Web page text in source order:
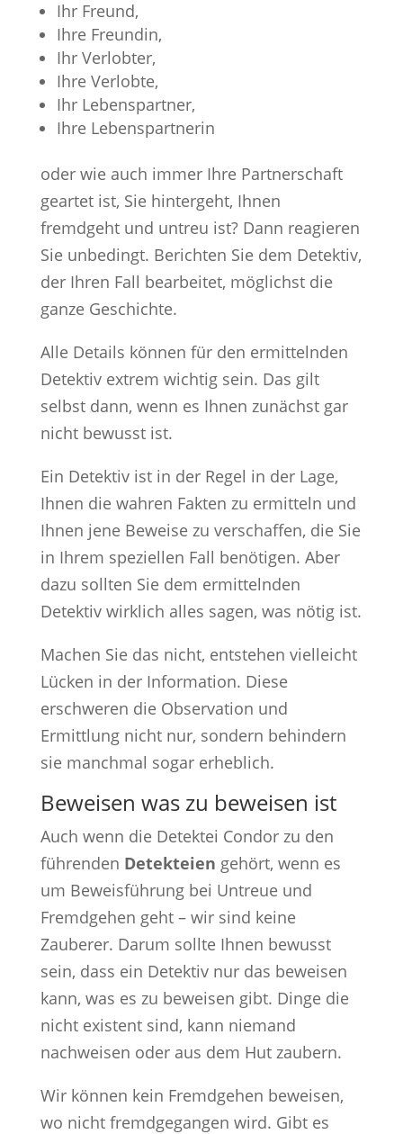
Ihr Freund,
Ihre Freundin,
Ihr Verlobter,
Ihre Verlobte,
Ihr Lebenspartner,
Ihre Lebenspartnerin
oder wie auch immer Ihre Partnerschaft
geartet ist, Sie hintergeht, Ihnen
fremdgeht und untreu ist? Dann reagieren
Sie unbedingt. Berichten Sie dem Detektiv,
der Ihren Fall bearbeitet, möglichst die
ganze Geschichte.
Alle Details können für den ermittelnden
Detektiv extrem wichtig sein. Das gilt
selbst dann, wenn es Ihnen zunächst gar
nicht bewusst ist.
Ein Detektiv ist in der Regel in der Lage,
Ihnen die wahren Fakten zu ermitteln und
Ihnen jene Beweise zu verschaffen, die Sie
in Ihrem speziellen Fall benötigen. Aber
dazu sollten Sie dem ermittelnden
Detektiv wirklich alles sagen, was nötig ist.
Machen Sie das nicht, entstehen vielleicht
Lücken in der Information. Diese
erschweren die Observation und
Ermittlung nicht nur, sondern behindern
sie manchmal sogar erheblich.
Beweisen was zu beweisen ist
Auch wenn die Detektei Condor zu den
führenden Detekteien gehört, wenn es
um Beweisführung bei Untreue und
Fremdgehen geht – wir sind keine
Zauberer. Darum sollte Ihnen bewusst
sein, dass ein Detektiv nur das beweisen
kann, was es zu beweisen gibt. Dinge die
nicht existent sind, kann niemand
nachweisen oder aus dem Hut zaubern.
Wir können kein Fremdgehen beweisen,
wo nicht fremdgegangen wird. Gibt es